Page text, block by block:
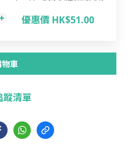
優惠價 HK$51.00
車
蹤清單